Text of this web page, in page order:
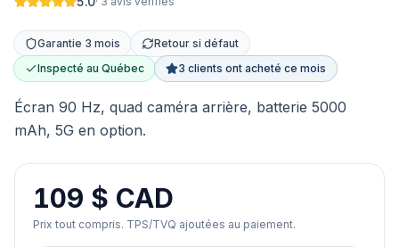
Garantie 3 mois
Retour si défaut
Inspecté au Québec
3 clients ont acheté ce mois
Écran 90 Hz, quad caméra arrière, batterie 5000
mAh, 5G en option.
109 $ CAD
Prix tout compris. TPS/TVQ ajoutées au paiement.